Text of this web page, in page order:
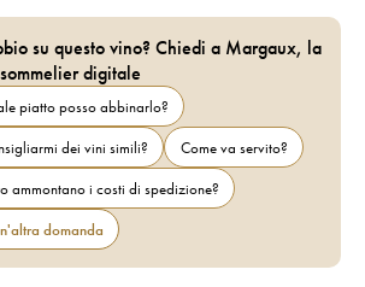
su questo vino? Chiedi a Margaux, la
digitale
piatto posso abbinarlo?
dei vini simili?
Come va servito?
ammontano i costi di spedizione?
domanda